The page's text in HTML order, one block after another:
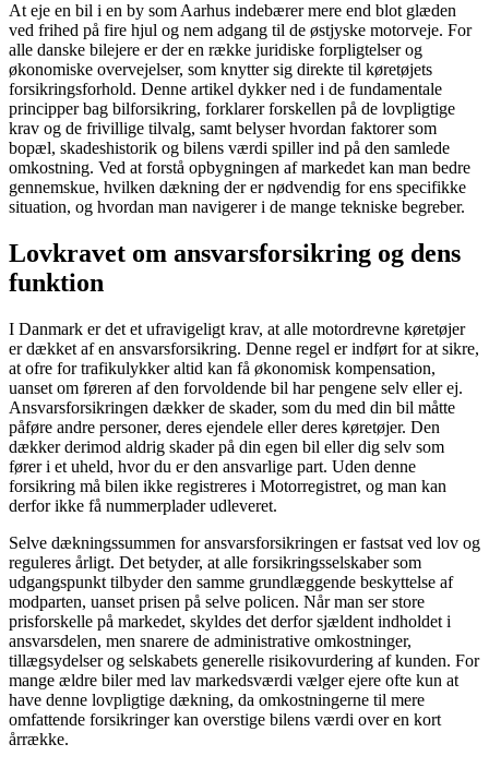
At eje en bil i en by som Aarhus indebærer mere end blot glæden
ved frihed på fire hjul og nem adgang til de østjyske motorveje. For
alle danske bilejere er der en række juridiske forpligtelser og
økonomiske overvejelser, som knytter sig direkte til køretøjets
forsikringsforhold. Denne artikel dykker ned i de fundamentale
principper bag bilforsikring, forklarer forskellen på de lovpligtige
krav og de frivillige tilvalg, samt belyser hvordan faktorer som
bopæl, skadeshistorik og bilens værdi spiller ind på den samlede
omkostning. Ved at forstå opbygningen af markedet kan man bedre
gennemskue, hvilken dækning der er nødvendig for ens specifikke
situation, og hvordan man navigerer i de mange tekniske begreber.
Lovkravet om ansvarsforsikring og dens
funktion
I Danmark er det et ufravigeligt krav, at alle motordrevne køretøjer
er dækket af en ansvarsforsikring. Denne regel er indført for at sikre,
at ofre for trafikulykker altid kan få økonomisk kompensation,
uanset om føreren af den forvoldende bil har pengene selv eller ej.
Ansvarsforsikringen dækker de skader, som du med din bil måtte
påføre andre personer, deres ejendele eller deres køretøjer. Den
dækker derimod aldrig skader på din egen bil eller dig selv som
fører i et uheld, hvor du er den ansvarlige part. Uden denne
forsikring må bilen ikke registreres i Motorregistret, og man kan
derfor ikke få nummerplader udleveret.
Selve dækningssummen for ansvarsforsikringen er fastsat ved lov og
reguleres årligt. Det betyder, at alle forsikringsselskaber som
udgangspunkt tilbyder den samme grundlæggende beskyttelse af
modparten, uanset prisen på selve policen. Når man ser store
prisforskelle på markedet, skyldes det derfor sjældent indholdet i
ansvarsdelen, men snarere de administrative omkostninger,
tillægsydelser og selskabets generelle risikovurdering af kunden. For
mange ældre biler med lav markedsværdi vælger ejere ofte kun at
have denne lovpligtige dækning, da omkostningerne til mere
omfattende forsikringer kan overstige bilens værdi over en kort
årrække.